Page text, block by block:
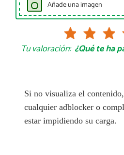
Añade una imagen
Tu valoración: ¿Qué te ha
Si no visualiza el
cualquier adblocker o
estar impidiendo su carga.